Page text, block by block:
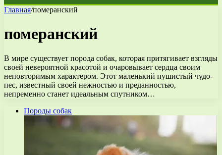
Главная/померанский
померанский
В мире существует порода собак, которая притягивает взгляды
своей невероятной красотой и очаровывает сердца своим
неповторимым характером. Этот маленький пушистый чудо-
пес, известный своей нежностью и преданностью,
непременно станет идеальным спутником…
Породы собак